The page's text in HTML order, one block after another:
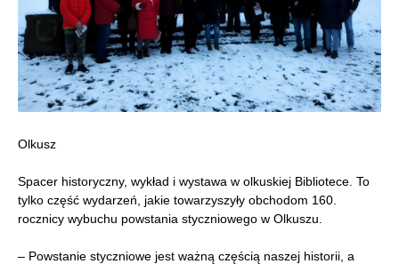
Olkusz
Spacer historyczny, wykład i wystawa w olkuskiej Bibliotece. To
tylko część wydarzeń, jakie towarzyszyły obchodom 160.
rocznicy wybuchu powstania styczniowego w Olkuszu.
– Powstanie styczniowe jest ważną częścią naszej historii, a